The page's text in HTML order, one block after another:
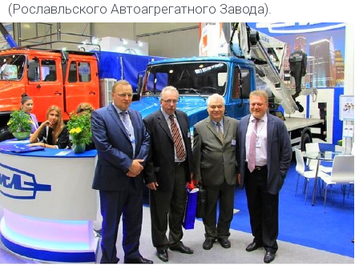
(Рославльского Автоагрегатного Завода).